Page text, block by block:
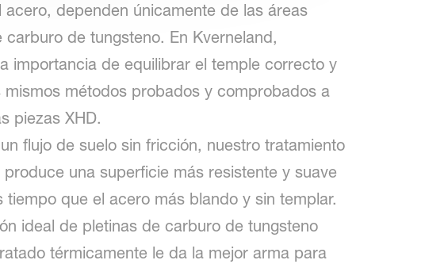
acero, dependen únicamente de las áreas
carburo de tungsteno. En Kverneland,
importancia de equilibrar el temple correcto y
mismos métodos probados y comprobados a
piezas XHD.
flujo de suelo sin fricción, nuestro tratamiento
una superficie más resistente y suave
tiempo que el acero más blando y sin templar.
ideal de pletinas de carburo de tungsteno
térmicamente le da la mejor arma para